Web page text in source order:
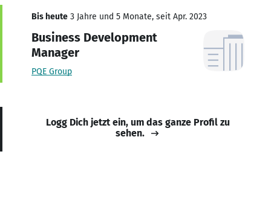
Bis heute 3 Jahre und 5 Monate, seit Apr. 2023
Business Development
Manager
PQE Group
Logg Dich jetzt ein, um das ganze Profil zu
sehen.